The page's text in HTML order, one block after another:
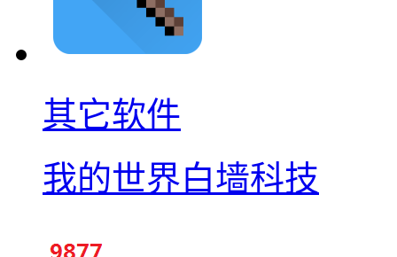
其它软件
我的世界白墙科技